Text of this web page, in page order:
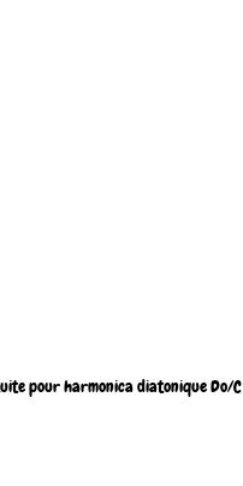
pour harmonica diatonique Do/C